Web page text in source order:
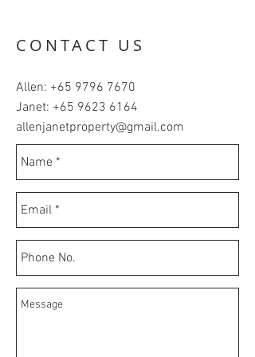
CONTACT US
Allen: +65 9796 7670
Janet: +65 9623 6164
allenjanetproperty@gmail.com